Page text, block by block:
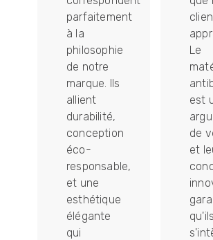
parfaitement
à la
philosophie
de notre
marque. Ils
allient
durabilité,
conception
éco-
responsable,
et une
esthétique
élégante
qui
Le
est
de
et
qu'ils